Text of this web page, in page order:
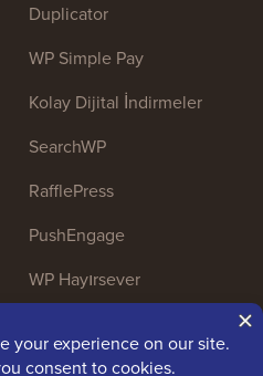
Duplicator
WP Simple Pay
Kolay Dijital İndirmeler
SearchWP
RafflePress
PushEngage
WP Hayırsever